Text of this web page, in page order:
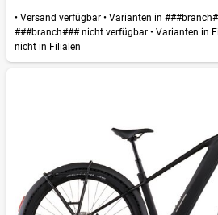
• Versand verfügbar • Varianten in
###branch### nicht verfügbar • Varianten in
nicht in Filialen